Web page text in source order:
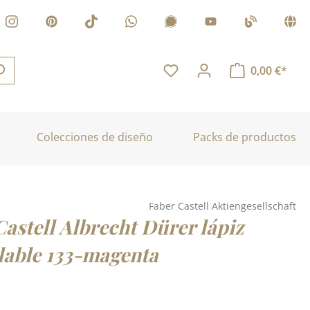
0,00 €*
Colecciones de diseño Packs de productos
Faber Castell Aktiengesellschaft
Albrecht Dürer lápiz
133-magenta